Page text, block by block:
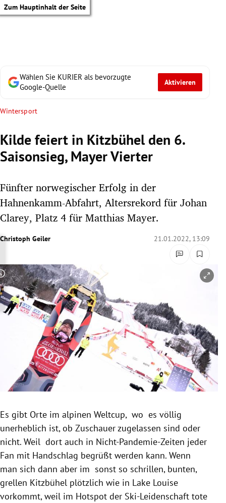
Zum Hauptinhalt der Seite
Untermenü
Untermenü
Untermenü
Untermenü
Untermenü
Untermenü
Untermenü
Untermenü
Wählen Sie KURIER als bevorzugte
Google-Quelle
Aktivieren
Wintersport
Kilde feiert in Kitzbühel den 6.
Saisonsieg, Mayer Vierter
Fünfter norwegischer Erfolg in der
Hahnenkamm-Abfahrt, Altersrekord für Johan
Clarey, Platz 4 für Matthias Mayer.
Christoph Geiler 21.01.2022, 13:09
Copyright-Hinweis öffnen/schließen
Es gibt Orte im alpinen Weltcup, wo es völlig
unerheblich ist, ob Zuschauer zugelassen sind oder
nicht. Weil dort auch in Nicht-Pandemie-Zeiten jeder
Fan mit Handschlag begrüßt werden kann. Wenn
man sich dann aber im sonst so schrillen, bunten,
grellen Kitzbühel plötzlich wie in Lake Louise
vorkommt, weil im Hotspot der Ski-Leidenschaft tote